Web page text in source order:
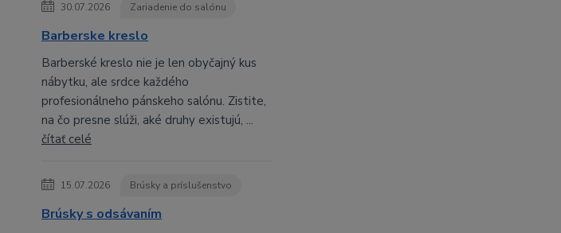
30.07.2026 Zariadenie do salónu
Barberske kreslo
Barberské kreslo nie je len obyčajný kus
nábytku, ale srdce každého
profesionálneho pánskeho salónu. Zistite,
na čo presne slúži, aké druhy existujú, ...
čítať celé
15.07.2026 Brúsky a príslušenstvo
Brúsky s odsávaním